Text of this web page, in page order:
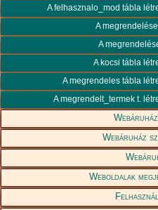
A felhasznalo_mod tábla
A
A
A kocsi tábla
A megrendeles tábla
A megrendelt_termek t.
Webáruház
Weboldalak